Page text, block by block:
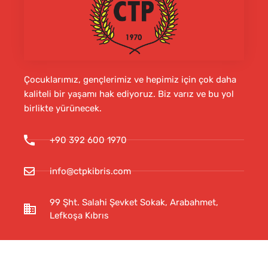
Çocuklarımız, gençlerimiz ve hepimiz için çok daha
kaliteli bir yaşamı hak ediyoruz. Biz varız ve bu yol
birlikte yürünecek.
+90 392 600 1970
info@ctpkibris.com
99 Şht. Salahi Şevket Sokak, Arabahmet,
Lefkoşa Kıbrıs